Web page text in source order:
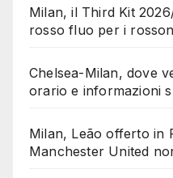
Milan, il Third Kit
rosso fluo per i
Chelsea-Milan, dove
orario e informazioni
Milan, Leão offerto in
Manchester United